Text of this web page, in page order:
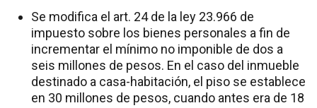
Se modifica el art. 24 de la ley 23.966 de
impuesto sobre los bienes personales a fin de
incrementar el mínimo no imponible de dos a
seis millones de pesos. En el caso del inmueble
destinado a casa-habitación, el piso se establece
en 30 millones de pesos, cuando antes era de 18